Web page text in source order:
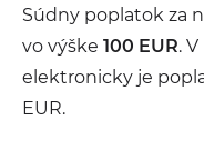
Súdny poplatok za
vo výške 100 EUR.
elektronicky je
EUR.